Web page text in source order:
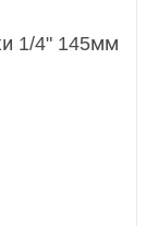
1/4" 145мм